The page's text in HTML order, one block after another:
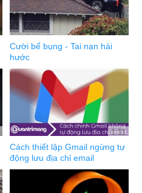
Cười bể bụng - Tai nạn hài
hước
1:11
Cách thiết lập Gmail ngừng tự
động lưu địa chỉ email